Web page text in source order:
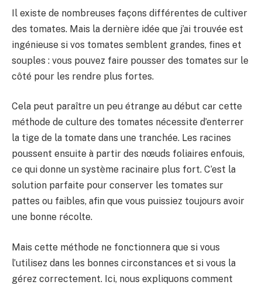
BULLETIN
Il existe de nombreuses façons différentes de cultiver
des tomates. Mais la dernière idée que j’ai trouvée est
ingénieuse si vos tomates semblent grandes, fines et
souples : vous pouvez faire pousser des tomates sur le
côté pour les rendre plus fortes.
Cela peut paraître un peu étrange au début car cette
méthode de culture des tomates nécessite d’enterrer
la tige de la tomate dans une tranchée. Les racines
poussent ensuite à partir des nœuds foliaires enfouis,
ce qui donne un système racinaire plus fort. C’est la
solution parfaite pour conserver les tomates sur
pattes ou faibles, afin que vous puissiez toujours avoir
une bonne récolte.
Mais cette méthode ne fonctionnera que si vous
l’utilisez dans les bonnes circonstances et si vous la
gérez correctement. Ici, nous expliquons comment